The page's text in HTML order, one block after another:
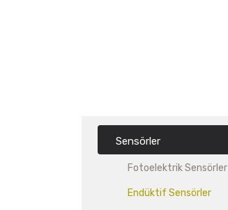
Sensörler
Fotoelektrik Sensörler
Endüktif Sensörler